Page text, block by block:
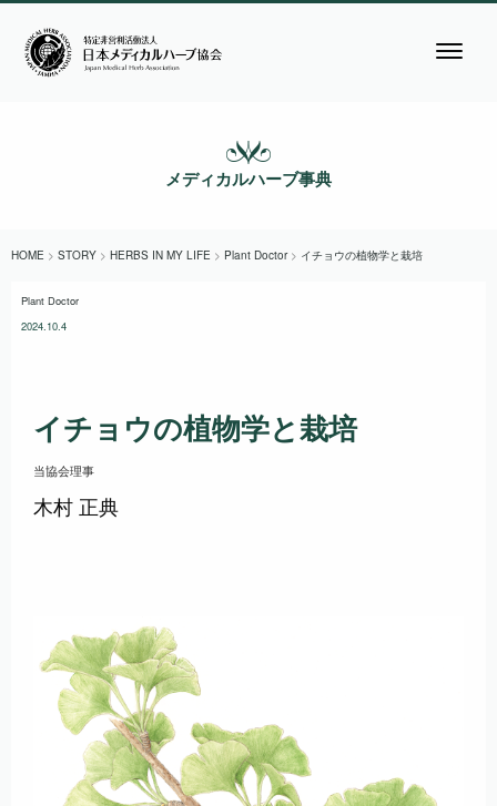
メディカルハーブ事典
HOME > STORY > HERBS IN MY LIFE > Plant Doctor> イチョウの植物学と栽培
Plant Doctor
2024.10.4
イチョウの植物学と栽培
当協会理事
木村 正典